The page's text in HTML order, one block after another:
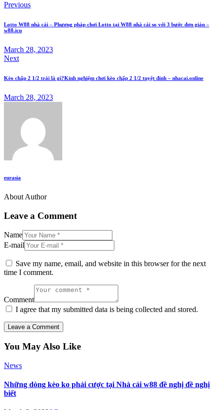
Previous
Lotto W88 nhà cái – Phương pháp chơi Lotto tại W88 nhà cái so với 3 bước đơn giản –
w88.icu
March 28, 2023
Next
Kèo chấp 2 1/2 trái là gì?Kinh nghiệm chơi kèo chấp 2 1/2 tuyệt đỉnh – nhacai.online
March 28, 2023
eurasia
About Author
Leave a Comment
Name
E-mail
Save my name, email, and website in this browser for the next
time I comment.
Comment
I agree that my submitted data is being collected and stored.
You May Also Like
News
Những dòng kèo ko phải cược tại Nhà cái w88 đề nghị đề nghị
biết